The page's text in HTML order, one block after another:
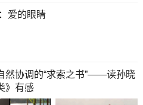
爱的眼睛
然协调的“求索之书”——读孙晓
》有感